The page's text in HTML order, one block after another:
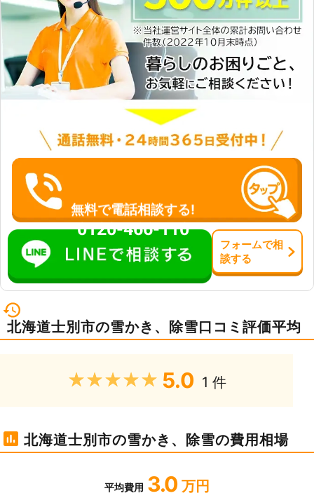
無料で電話相談する!
0120-466-110
フォームで相
談する
北海道士別市の雪かき、除雪口コミ評価平均
★★★★★ 5.0 1 件
北海道士別市の雪かき、除雪の費用相場
平均費用 3.0 万円